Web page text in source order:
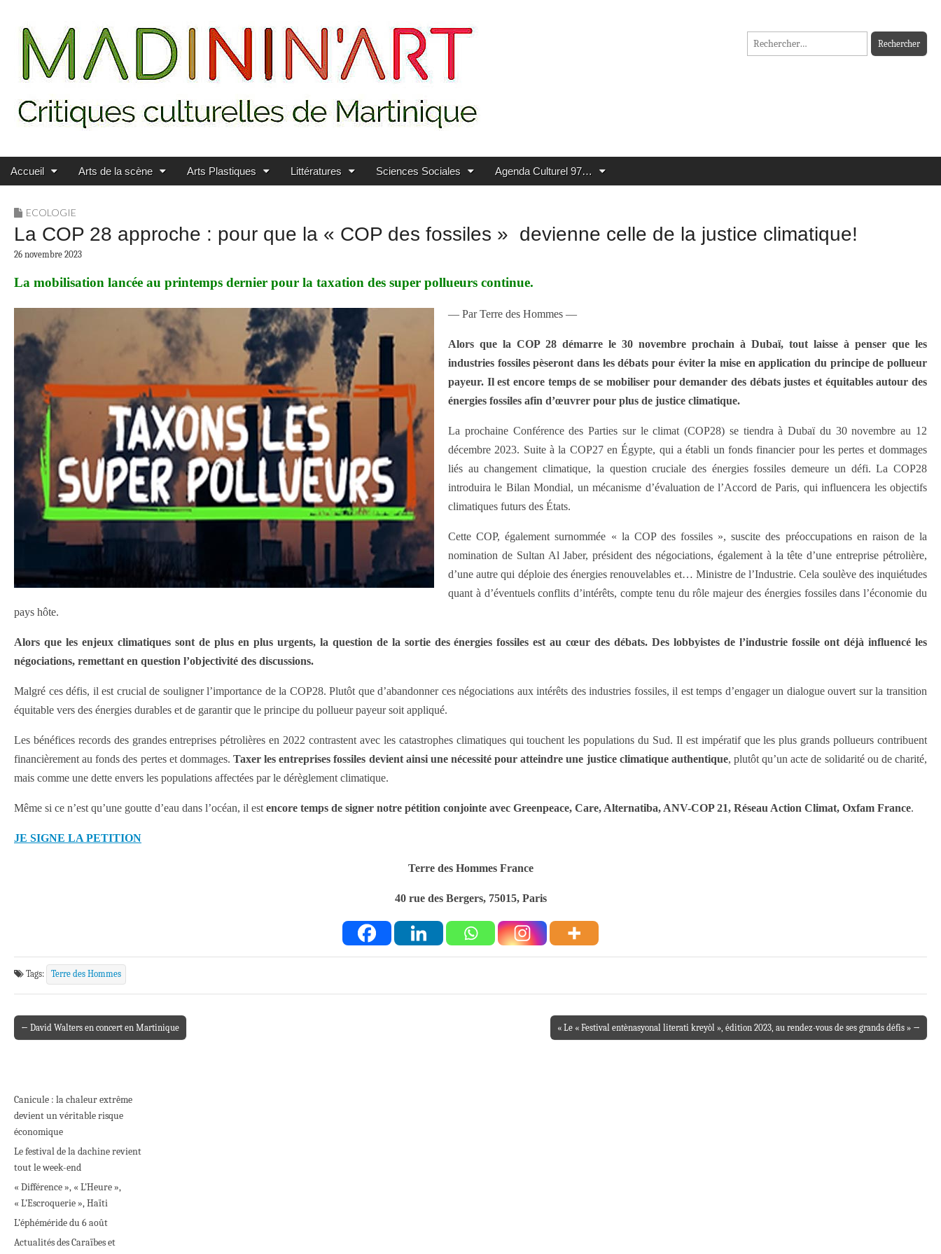
MADININ'ART
Rechercher :
Main menu
Skip to content
Accueil Arts de la scène Arts Plastiques Littératures Sciences Sociales Agenda Culturel 97…
ECOLOGIE
La COP 28 approche : pour que la « COP des fossiles » devienne celle de la justice climatique!
26 novembre 2023
La mobilisation lancée au printemps dernier pour la taxation des super pollueurs continue.
— Par Terre des Hommes —
Alors que la COP 28 démarre le 30 novembre prochain à Dubaï, tout laisse à penser que les
industries fossiles pèseront dans les débats pour éviter la mise en application du principe de pollueur
payeur. Il est encore temps de se mobiliser pour demander des débats justes et équitables autour des
énergies fossiles afin d’œuvrer pour plus de justice climatique.
La prochaine Conférence des Parties sur le climat (COP28) se tiendra à Dubaï du 30 novembre au 12
décembre 2023. Suite à la COP27 en Égypte, qui a établi un fonds financier pour les pertes et dommages
liés au changement climatique, la question cruciale des énergies fossiles demeure un défi. La COP28
introduira le Bilan Mondial, un mécanisme d’évaluation de l’Accord de Paris, qui influencera les objectifs
climatiques futurs des États.
Cette COP, également surnommée « la COP des fossiles », suscite des préoccupations en raison de la
nomination de Sultan Al Jaber, président des négociations, également à la tête d’une entreprise pétrolière,
d’une autre qui déploie des énergies renouvelables et… Ministre de l’Industrie. Cela soulève des inquiétudes
quant à d’éventuels conflits d’intérêts, compte tenu du rôle majeur des énergies fossiles dans l’économie du
pays hôte.
Alors que les enjeux climatiques sont de plus en plus urgents, la question de la sortie des énergies fossiles est au cœur des débats. Des lobbyistes de l’industrie fossile ont déjà influencé les
négociations, remettant en question l’objectivité des discussions.
Malgré ces défis, il est crucial de souligner l’importance de la COP28. Plutôt que d’abandonner ces négociations aux intérêts des industries fossiles, il est temps d’engager un dialogue ouvert sur la transition
équitable vers des énergies durables et de garantir que le principe du pollueur payeur soit appliqué.
Les bénéfices records des grandes entreprises pétrolières en 2022 contrastent avec les catastrophes climatiques qui touchent les populations du Sud. Il est impératif que les plus grands pollueurs contribuent
financièrement au fonds des pertes et dommages. Taxer les entreprises fossiles devient ainsi une nécessité pour atteindre une justice climatique authentique, plutôt qu’un acte de solidarité ou de charité,
mais comme une dette envers les populations affectées par le dérèglement climatique.
Même si ce n’est qu’une goutte d’eau dans l’océan, il est encore temps de signer notre pétition conjointe avec Greenpeace, Care, Alternatiba, ANV-COP 21, Réseau Action Climat, Oxfam France.
JE SIGNE LA PETITION
Terre des Hommes France
40 rue des Bergers, 75015, Paris
Tags: Terre des Hommes
Post navigation
← David Walters en concert en Martinique « Le « Festival entènasyonal literati kreyòl », édition 2023, au rendez-vous de ses grands défis » →
Canicule : la chaleur extrême
devient un véritable risque
économique
Le festival de la dachine revient
tout le week-end
« Différence », « L’Heure »,
« L’Escroquerie », Haïti
L’éphéméride du 6 août
Actualités des Caraïbes et